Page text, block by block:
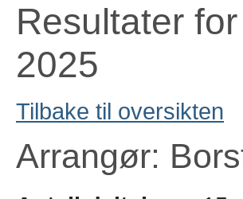
Resultater
2025
Tilbake til oversikten
Arrangør: